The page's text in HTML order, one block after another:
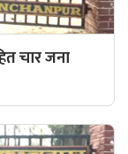
चार जना